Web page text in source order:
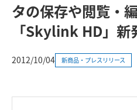
タの保存や閲覧・
「Skylink HD」新
2012/10/04 新商品・プレスリリース